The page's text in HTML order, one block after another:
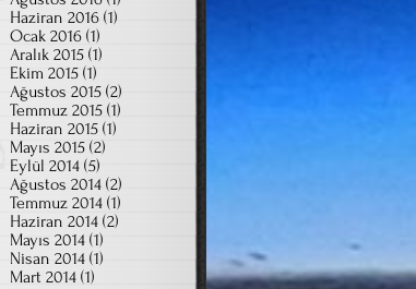
Haziran 2016 (1)
Ocak 2016 (1)
Aralık 2015 (1)
Ekim 2015 (1)
Ağustos 2015 (2)
Temmuz 2015 (1)
Haziran 2015 (1)
Mayıs 2015 (2)
Eylül 2014 (5)
Ağustos 2014 (2)
Temmuz 2014 (1)
Haziran 2014 (2)
Mayıs 2014 (1)
Nisan 2014 (1)
Mart 2014 (1)